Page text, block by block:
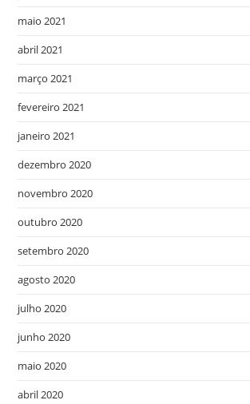
maio 2021
abril 2021
março 2021
fevereiro 2021
janeiro 2021
dezembro 2020
novembro 2020
outubro 2020
setembro 2020
agosto 2020
julho 2020
junho 2020
maio 2020
abril 2020